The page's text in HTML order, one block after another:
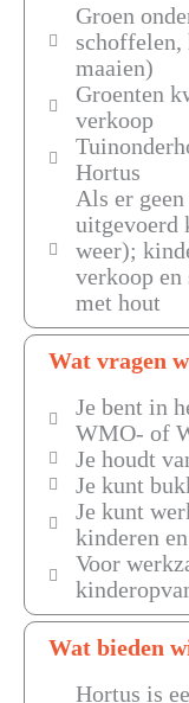
Groen
maaien)
Groenten
verkoop
Hortus
Als er
uitgevoerd
weer);
verkoop
met hout
Wat vragen
Je bent in
WMO- of
Je houdt
Je kunt
Je kunt
kinderen
Voor
Wat bieden
Hortus is